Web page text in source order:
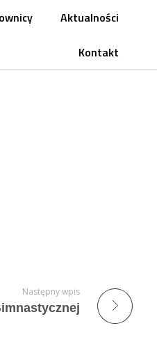
Aktualności
Kontakt
Następny wpis